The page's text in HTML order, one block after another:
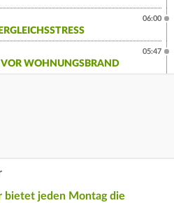
06:00
WOHNUNGSBRAND
05:47
bietet jeden Montag die